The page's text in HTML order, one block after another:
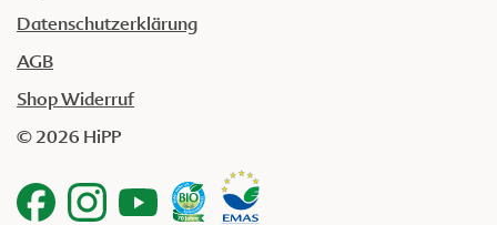
Datenschutzerklärung
AGB
Shop Widerruf
© 2026 HiPP